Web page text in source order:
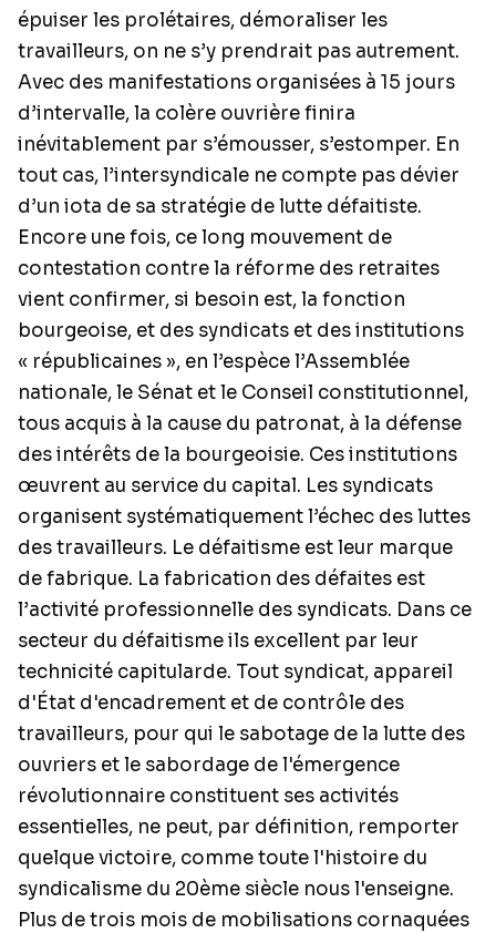
épuiser les prolétaires, démoraliser les
travailleurs, on ne s’y prendrait pas autrement.
Avec des manifestations organisées à 15 jours
d’intervalle, la colère ouvrière finira
inévitablement par s’émousser, s’estomper. En
tout cas, l’intersyndicale ne compte pas dévier
d’un iota de sa stratégie de lutte défaitiste.
Encore une fois, ce long mouvement de
contestation contre la réforme des retraites
vient confirmer, si besoin est, la fonction
bourgeoise, et des syndicats et des institutions
« républicaines », en l’espèce l’Assemblée
nationale, le Sénat et le Conseil constitutionnel,
tous acquis à la cause du patronat, à la défense
des intérêts de la bourgeoisie. Ces institutions
œuvrent au service du capital. Les syndicats
organisent systématiquement l’échec des luttes
des travailleurs. Le défaitisme est leur marque
de fabrique. La fabrication des défaites est
l’activité professionnelle des syndicats. Dans ce
secteur du défaitisme ils excellent par leur
technicité capitularde. Tout syndicat, appareil
d'État d'encadrement et de contrôle des
travailleurs, pour qui le sabotage de la lutte des
ouvriers et le sabordage de l'émergence
révolutionnaire constituent ses activités
essentielles, ne peut, par définition, remporter
quelque victoire, comme toute l'histoire du
syndicalisme du 20ème siècle nous l'enseigne.
Plus de trois mois de mobilisations cornaquées